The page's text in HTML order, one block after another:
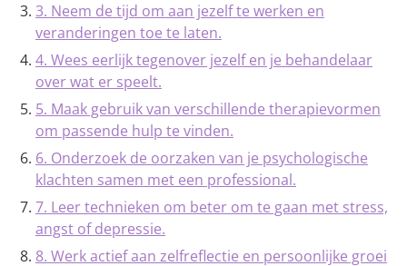
3. Neem de tijd om aan jezelf te werken en
veranderingen toe te laten.
4. Wees eerlijk tegenover jezelf en je behandelaar
over wat er speelt.
5. Maak gebruik van verschillende therapievormen
om passende hulp te vinden.
6. Onderzoek de oorzaken van je psychologische
klachten samen met een professional.
7. Leer technieken om beter om te gaan met stress,
angst of depressie.
8. Werk actief aan zelfreflectie en persoonlijke groei